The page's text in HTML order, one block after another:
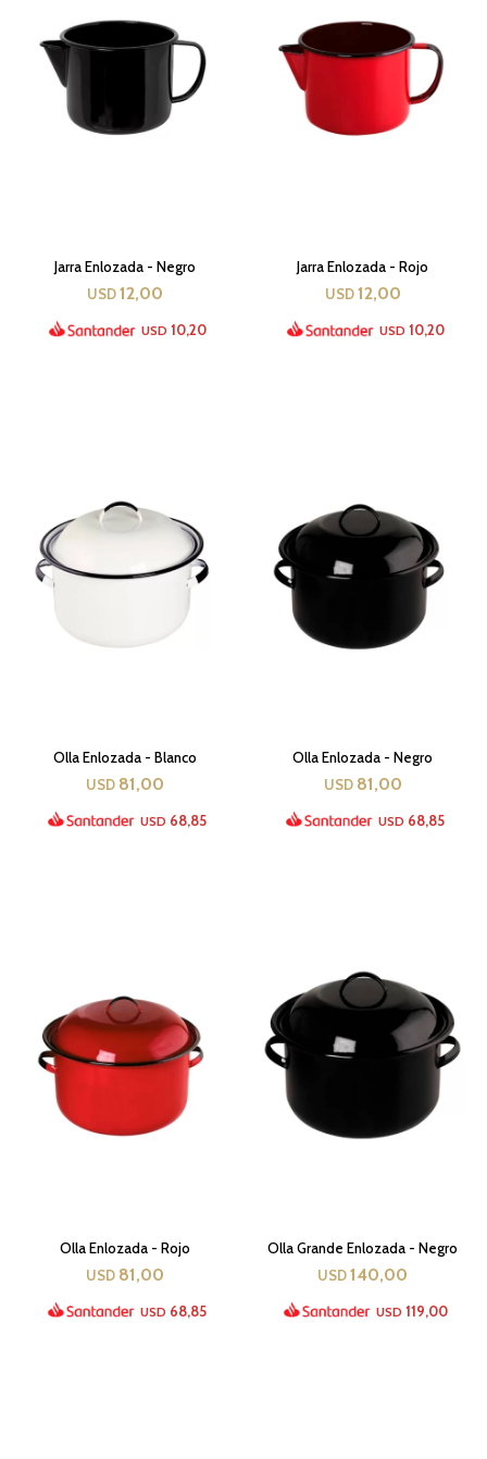
Jarra Enlozada - Negro
USD 12,00
USD 10,20
Jarra Enlozada - Rojo
USD 12,00
USD 10,20
Olla Enlozada - Blanco
USD 81,00
USD 68,85
Olla Enlozada - Negro
USD 81,00
USD 68,85
Olla Enlozada - Rojo
USD 81,00
USD 68,85
Olla Grande Enlozada - Negro
USD 140,00
USD 119,00